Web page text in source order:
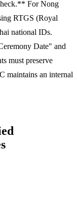
For Nong
RTGS (Royal
national IDs.
Date" and
must preserve
maintains an internal